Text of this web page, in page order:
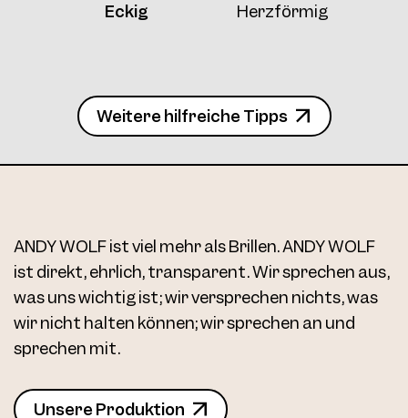
Eckig Herzförmig
Weitere hilfreiche Tipps
ANDY WOLF ist viel mehr als Brillen. ANDY WOLF
ist direkt, ehrlich, transparent. Wir sprechen aus,
was uns wichtig ist; wir versprechen nichts, was
wir nicht halten können; wir sprechen an und
sprechen mit.
Unsere Produktion
4734 Clip4 Col. 13 56